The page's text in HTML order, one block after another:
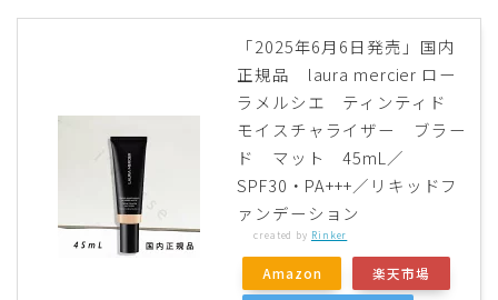
「2025年6月6日発売」国内
正規品 laura mercier ロー
ラメルシエ ティンティド
モイスチャライザー ブラー
ド マット 45mL／
SPF30・PA+++／リキッドフ
ァンデーション
created by Rinker
Amazon 楽天市場